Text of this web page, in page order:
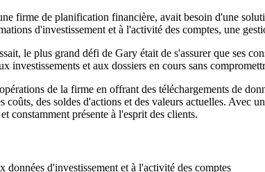
firme de planification financière, avait besoin d'une
d'investissement et à l'activité des comptes, une
le plus grand défi de Gary était de s'assurer que ses
investissements et aux dossiers en cours sans
de la firme en offrant des téléchargements de
coûts, des soldes d'actions et des valeurs actuelles.
constamment présente à l'esprit des clients.
données d'investissement et à l'activité des comptes